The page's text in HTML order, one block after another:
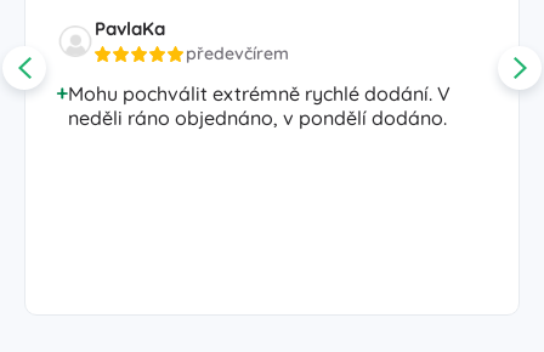
PavlaKa
předevčírem
Mohu pochválit extrémně rychlé dodání. V
neděli ráno objednáno, v pondělí dodáno.